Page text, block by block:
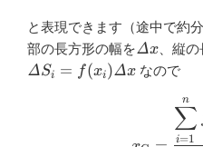
と表現できます（途中で約
部の長方形の幅を
x
Δx 、縦
ΔSi = f(xi)Δx なので
i=1
∑
n